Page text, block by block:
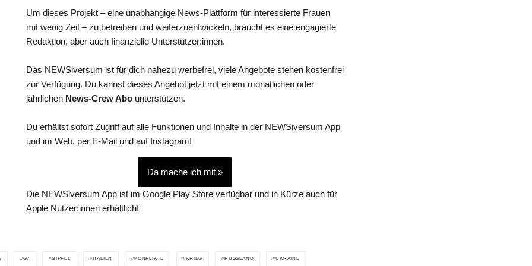
Um dieses Projekt – eine unabhängige News-Plattform für interessierte Frauen
mit wenig Zeit – zu betreiben und weiterzuentwickeln, braucht es eine engagierte
Redaktion, aber auch finanzielle Unterstützer:innen.
Das NEWSiversum ist für dich nahezu werbefrei, viele Angebote stehen kostenfrei
zur Verfügung. Du kannst dieses Angebot jetzt mit einem monatlichen oder
jährlichen News-Crew Abo unterstützen.
Du erhältst sofort Zugriff auf alle Funktionen und Inhalte in der NEWSiversum App
und im Web, per E-Mail und auf Instagram!
Da mache ich mit »
Die NEWSiversum App ist im Google Play Store verfügbar und in Kürze auch für
Apple Nutzer:innen erhältlich!
G7 GIPFEL ITALIEN KONFLIKTE KRIEG RUSSLAND UKRAINE